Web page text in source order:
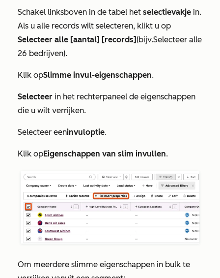
Schakel linksboven in de tabel het selectievakje in.
Als u alle records wilt selecteren, klikt u op
Selecteer alle [aantal] [records](bijv.Selecteer alle
26 bedrijven).
Klik opSlimme invul-eigenschappen.
Selecteer in het rechterpaneel de eigenschappen
die u wilt verrijken.
Selecteer eeninvuloptie.
Klik opEigenschappen van slim invullen.
Om meerdere slimme eigenschappen in bulk te